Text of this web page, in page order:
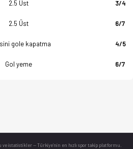
2.5 Üst 3/4
2.5 Üst 6/7
gole kapatma 4/5
Gol yeme 6/7
ve istatistikler — Türkiye’nin en hızlı spor takip platformu.